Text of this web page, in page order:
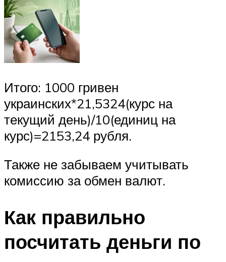
Итого: 1000 гривен
украинских*21,5324(курс на
текущий день)/10(единиц на
курс)=2153,24 рубля.
Также не забываем учитывать
комиссию за обмен валют.
Как правильно
посчитать деньги по